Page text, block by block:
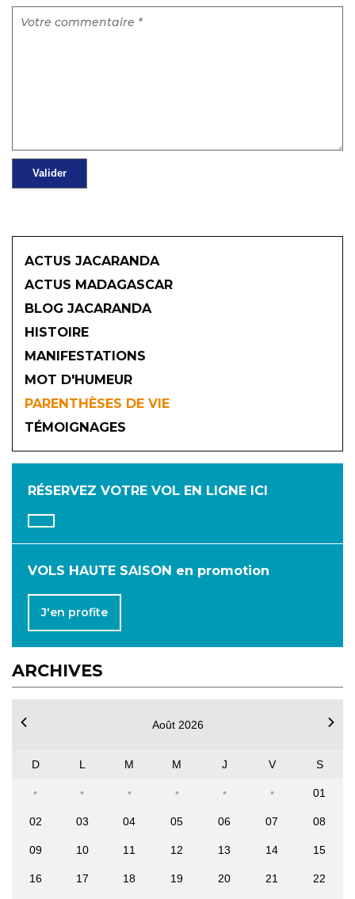
ACTUS JACARANDA
ACTUS MADAGASCAR
BLOG JACARANDA
HISTOIRE
MANIFESTATIONS
MOT D'HUMEUR
PARENTHÈSES DE VIE
TÉMOIGNAGES
RÉSERVEZ VOTRE VOL EN LIGNE ICI
VOLS HAUTE SAISON en promotion
J'en profite
ARCHIVES
JANVIER
AVRIL MAI JUIN
JUILLET AOÛT SEPTEMBRE
OCTOBRE
Août 2026
D L M M J V S
01
02 03 04 05 06 07 08
09 10 11 12 13 14 15
16 17 18 19 20 21 22